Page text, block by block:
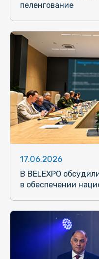
пеленгование
17.06.2026
В BELEXPO
в обеспечении